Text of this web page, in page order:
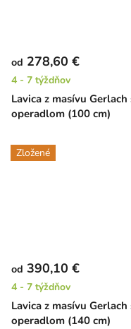
Lavica z masívu Gerlach
operadlom (100 cm)
od 278,60 €
4 - 7 týždňov
Zložené
Lavica z masívu Gerlach
operadlom (140 cm)
od 390,10 €
4 - 7 týždňov